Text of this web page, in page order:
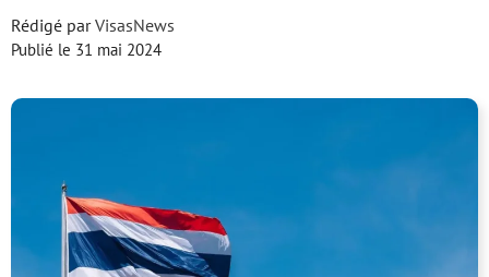
Rédigé parVisasNews
Publié le 31 mai 2024